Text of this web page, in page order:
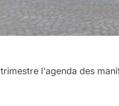
l'agenda des